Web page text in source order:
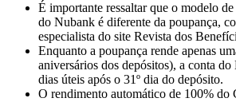
É importante ressaltar que o modelo
do Nubank é diferente da poupança,
especialista do site Revista dos
Enquanto a poupança rende apenas
aniversários dos depósitos), a conta
dias úteis após o 31º dia do depósito.
O rendimento automático de 100% do